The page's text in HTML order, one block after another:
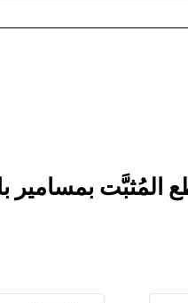
بمسامير، حد القطع المُثبَّت